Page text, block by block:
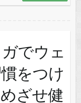
でウェ
をつけ
ざせ健